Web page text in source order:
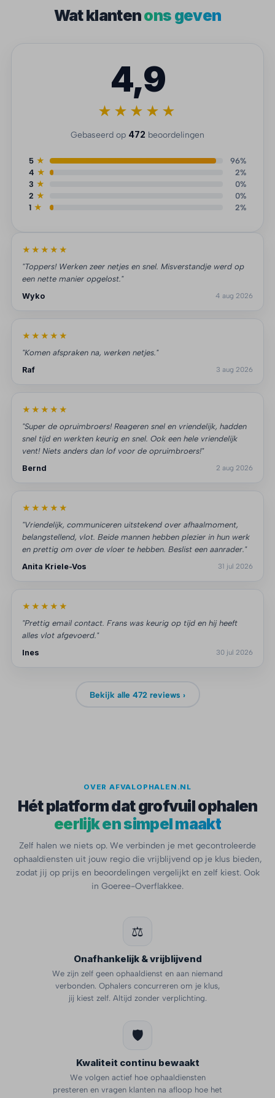
Wat klantenons geven
4,9
★★★★★
Gebaseerd op 472 beoordelingen
5 ★
96%
4 ★
2%
3 ★
0%
2 ★
0%
1 ★ 2%
★★★★★
"Toppers! Werken zeer netjes en snel. Misverstandje werd op
een nette manier opgelost."
Wyko
4 aug 2026
★★★★★
"Komen afspraken na, werken netjes."
Raf
3 aug 2026
★★★★★
"Super de opruimbroers! Reageren snel en vriendelijk, hadden
snel tijd en werkten keurig en snel. Ook een hele vriendelijk
vent! Niets anders dan lof voor de opruimbroers!"
Bernd
2 aug 2026
★★★★★
"Vriendelijk, communiceren uitstekend over afhaalmoment,
belangstellend, vlot. Beide mannen hebben plezier in hun werk
en prettig om over de vloer te hebben. Beslist een aanrader."
Anita Kriele-Vos
31 jul 2026
★★★★★
"Prettig email contact. Frans was keurig op tijd en hij heeft
alles vlot afgevoerd."
Ines
30 jul 2026
Bekijk alle 472 reviews ›
OVER AFVALOPHALEN.NL
Hét platform dat grofvuil ophalen
eerlijk en simpel maakt
Zelf halen we niets op. We verbinden je met gecontroleerde
ophaaldiensten uit jouw regio die vrijblijvend op je klus bieden,
zodat jij op prijs en beoordelingen vergelijkt en zelf kiest. Ook
in Goeree-Overflakkee.
⚖️
Onafhankelijk & vrijblijvend
We zijn zelf geen ophaaldienst en aan niemand
verbonden. Ophalers concurreren om je klus,
jij kiest zelf. Altijd zonder verplichting.
🛡️
Kwaliteit continu bewaakt
We volgen actief hoe ophaaldiensten
presteren en vragen klanten na afloop hoe het